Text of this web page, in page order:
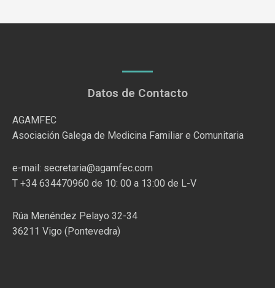
Datos de Contacto
AGAMFEC
Asociación Galega de Medicina Familiar e Comunitaria
e-mail: secretaria@agamfec.com
T +34 634470960 de 10: 00 a 13:00 de L-V
Rúa Menéndez Pelayo 32-34
36211 Vigo (Pontevedra)